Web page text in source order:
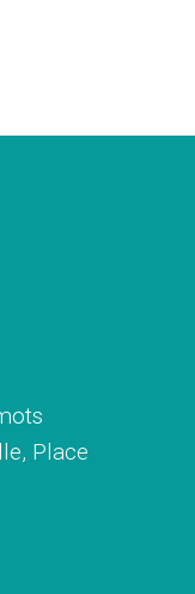
Place